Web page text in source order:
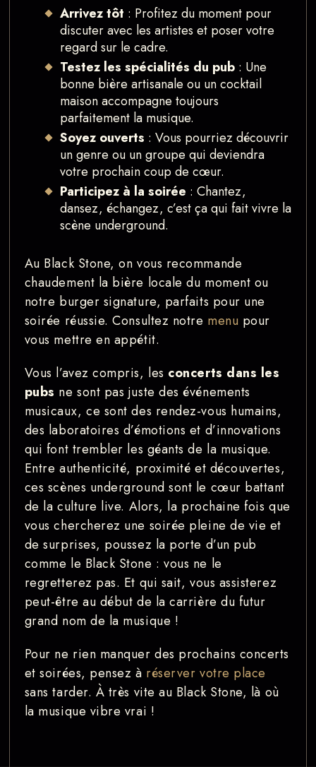
Arrivez tôt : Profitez du moment pour
discuter avec les artistes et poser votre
regard sur le cadre.
Testez les spécialités du pub: Une
bonne bière artisanale ou un cocktail
maison accompagne toujours
parfaitement la musique.
Soyez ouverts : Vous pourriez découvrir
un genre ou un groupe qui deviendra
votre prochain coup de cœur.
Participez à la soirée : Chantez,
dansez, échangez, c’est ça qui fait vivre la
scène underground.
Au Black Stone, on vous recommande
chaudement la bière locale du moment ou
notre burger signature, parfaits pour une
soirée réussie. Consultez notre menu pour
vous mettre en appétit.
Vous l’avez compris, les concerts dans les
pubs ne sont pas juste des événements
musicaux, ce sont des rendez-vous humains,
des laboratoires d’émotions et d’innovations
qui font trembler les géants de la musique.
Entre authenticité, proximité et découvertes,
ces scènes underground sont le cœur battant
de la culture live. Alors, la prochaine fois que
vous chercherez une soirée pleine de vie et
de surprises, poussez la porte d’un pub
comme le Black Stone : vous ne le
regretterez pas. Et qui sait, vous assisterez
peut-être au début de la carrière du futur
grand nom de la musique !
Pour ne rien manquer des prochains concerts
et soirées, pensez à réserver votre place
sans tarder. À très vite au Black Stone, là où
la musique vibre vrai !